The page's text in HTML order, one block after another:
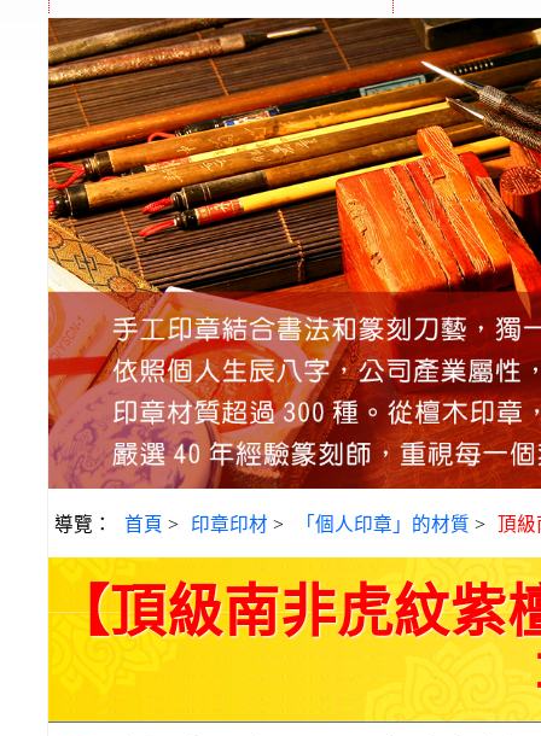
導覽： 首頁 > 印章印材 > 「個人印章」的材質 > 頂
【頂級南非虎紋紫